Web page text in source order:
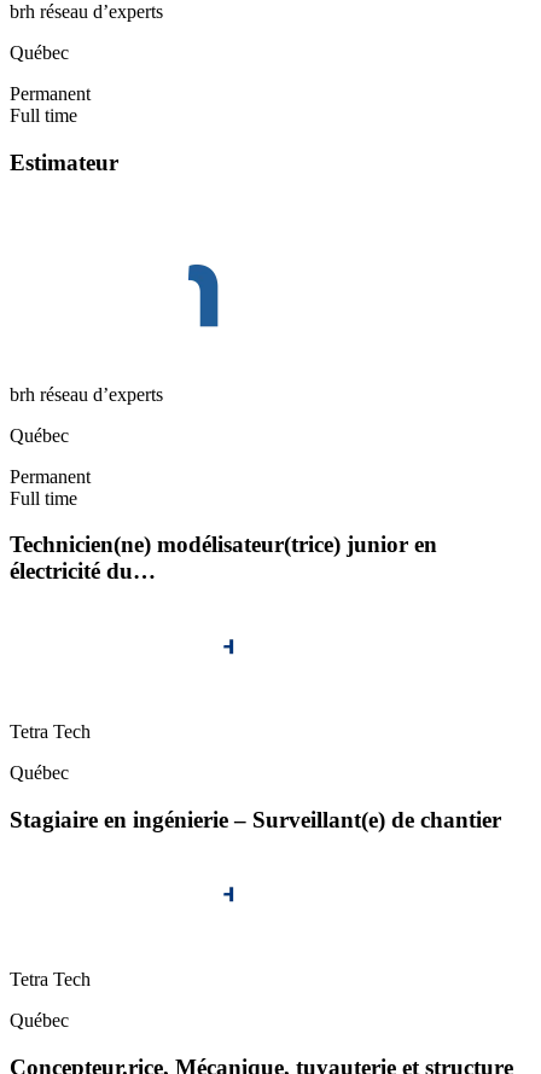
brh réseau d’experts
Québec
Permanent
Full time
Estimateur
brh réseau d’experts
Québec
Permanent
Full time
Technicien(ne) modélisateur(trice) junior en
électricité du…
Tetra Tech
Québec
Stagiaire en ingénierie – Surveillant(e) de chantier
Tetra Tech
Québec
Concepteur.rice, Mécanique, tuyauterie et structure